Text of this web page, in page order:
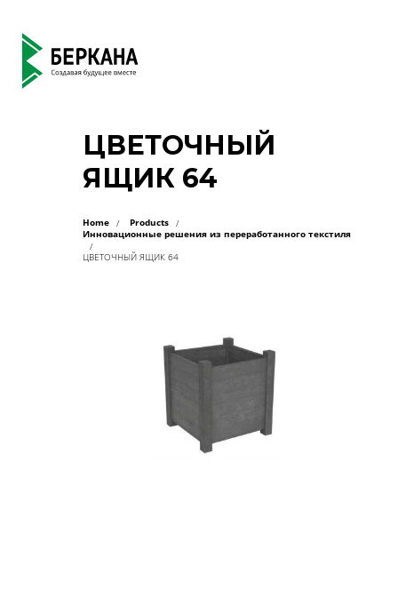
ЦВЕТОЧНЫЙ
ЯЩИК 64
Home
Products
Инновационные решения из переработанного текстиля
ЦВЕТОЧНЫЙ ЯЩИК 64